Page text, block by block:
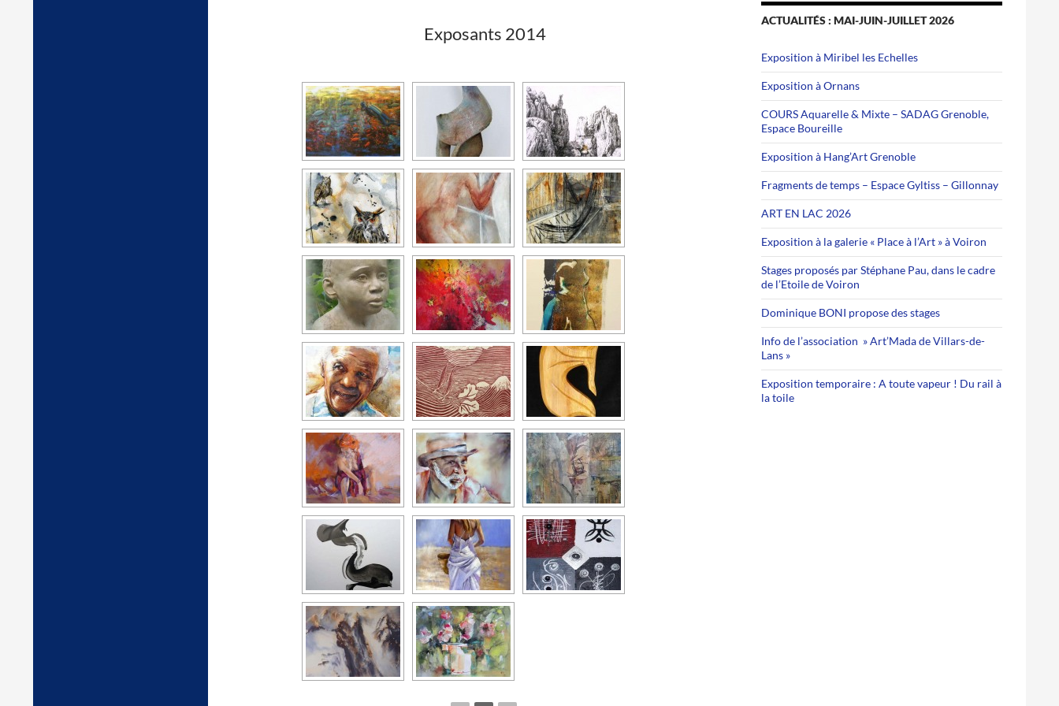
Exposants 2014
ACTUALITÉS : MAI-JUIN-JUILLET 2026
Exposition à Miribel les Echelles
Exposition à Ornans
COURS Aquarelle & Mixte – SADAG Grenoble,
Espace Boureille
Exposition à Hang’Art Grenoble
Fragments de temps – Espace Gyltiss – Gillonnay
ART EN LAC 2026
Exposition à la galerie « Place à l’Art » à Voiron
Stages proposés par Stéphane Pau, dans le cadre
de l’Etoile de Voiron
Dominique BONI propose des stages
Info de l’association » Art’Mada de Villars-de-
Lans »
Exposition temporaire : A toute vapeur ! Du rail à
la toile